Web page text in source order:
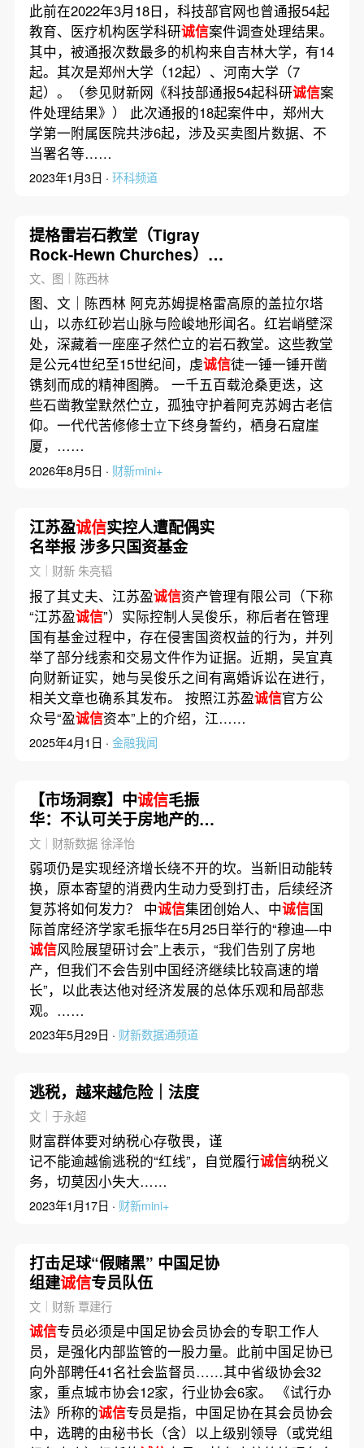
此前在2022年3月18日，科技部官网也曾通报54起
教育、医疗机构医学科研诚信案件调查处理结果。
其中，被通报次数最多的机构来自吉林大学，有14
起。其次是郑州大学（12起）、河南大学（7
起）。（参见财新网《科技部通报54起科研诚信案
件处理结果》） 此次通报的18起案件中，郑州大
学第一附属医院共涉6起，涉及买卖图片数据、不
当署名等……
2023年1月3日 · 环科频道
提格雷岩石教堂（Tigray
Rock-Hewn Churches）
—— 苦修者的一诺一生｜画
驿
文、图｜陈西林
图、文｜陈西林 阿克苏姆提格雷高原的盖拉尔塔
山，以赤红砂岩山脉与险峻地形闻名。红岩峭壁深
处，深藏着一座座孑然伫立的岩石教堂。这些教堂
是公元4世纪至15世纪间，虔诚信徒一锤一锤开凿
镌刻而成的精神图腾。 一千五百载沧桑更迭，这
些石凿教堂默然伫立，孤独守护着阿克苏姆古老信
仰。一代代苦修修士立下终身誓约，栖身石窟崖
厦，……
2026年8月5日 · 财新mini+
江苏盈诚信实控人遭配偶实
名举报 涉多只国资基金
文｜财新 朱亮韬
报了其丈夫、江苏盈诚信资产管理有限公司（下称
“江苏盈诚信”）实际控制人吴俊乐，称后者在管理
国有基金过程中，存在侵害国资权益的行为，并列
举了部分线索和交易文件作为证据。近期，吴宜真
向财新证实，她与吴俊乐之间有离婚诉讼在进行，
相关文章也确系其发布。 按照江苏盈诚信官方公
众号“盈诚信资本”上的介绍，江……
2025年4月1日 · 金融我闻
【市场洞察】中诚信毛振
华：不认可关于房地产的任
何乐观分析
文｜财新数据 徐泽怡
弱项仍是实现经济增长绕不开的坎。当新旧动能转
换，原本寄望的消费内生动力受到打击，后续经济
复苏将如何发力？ 中诚信集团创始人、中诚信国
际首席经济学家毛振华在5月25日举行的“穆迪—中
诚信风险展望研讨会”上表示，“我们告别了房地
产，但我们不会告别中国经济继续比较高速的增
长”，以此表达他对经济发展的总体乐观和局部悲
观。……
2023年5月29日 · 财新数据通频道
逃税，越来越危险｜法度
文｜于永超
财富群体要对纳税心存敬畏，谨
记不能逾越偷逃税的“红线”，自觉履行诚信纳税义
务，切莫因小失大……
2023年1月17日 · 财新mini+
打击足球“假赌黑” 中国足协
组建诚信专员队伍
文｜财新 覃建行
诚信专员必须是中国足协会员协会的专职工作人
员，是强化内部监管的一股力量。此前中国足协已
向外部聘任41名社会监督员……其中省级协会32
家，重点城市协会12家，行业协会6家。 《试行办
法》所称的诚信专员是指，中国足协在其会员协会
中，选聘的由秘书长（含）以上级别领导（或党组